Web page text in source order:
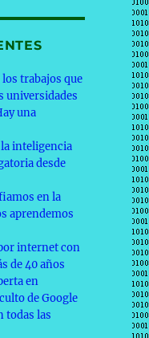
trabajos que
universidades
una
inteligencia
desde
en la
aprendemos
internet con
de 40 años
en
de Google
todas las